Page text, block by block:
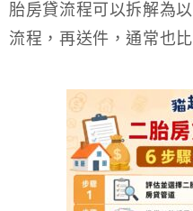
胎房貸流程可以拆解為
流程，再送件，通常也